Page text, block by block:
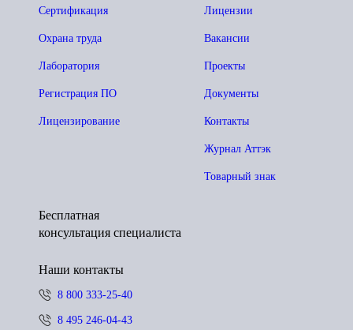
Лицензии
Вакансии
Проекты
Документы
Контакты
Журнал Аттэк
Товарный знак
Сертификация
Охрана труда
Лаборатория
Регистрация ПО
Лицензирование
Бесплатная
консультация специалиста
Наши контакты
8 800 333-25-40
8 495 246-04-43